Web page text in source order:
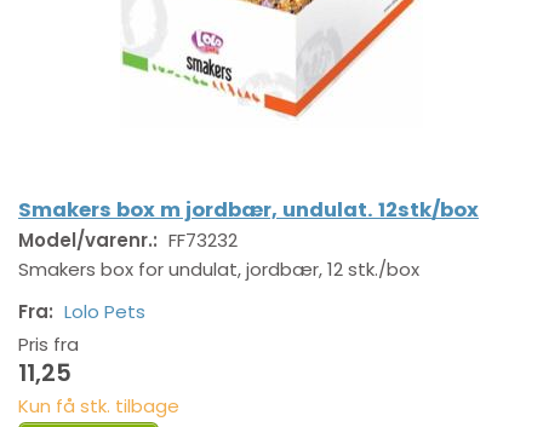
Smakers box m jordbær, undulat. 12stk/box
Model/varenr.: FF73232
Smakers box for undulat, jordbær, 12 stk./box
Fra: Lolo Pets
Pris fra
11,25
Kun få stk. tilbage